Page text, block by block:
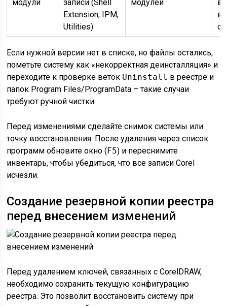
модули
записи (Shell
Extension, IPM,
Utilities)
модулей
Если нужной версии нет в списке, но файлы остались,
пометьте систему как «некорректная деинсталляция» и
переходите к проверке веток Uninstall в реестре и
папок Program Files/ProgramData – такие случаи
требуют ручной чистки.
Перед изменениями сделайте снимок системы или
точку восстановления. После удаления через список
программ обновите окно (F5) и переснимите
инвентарь, чтобы убедиться, что все записи Corel
исчезли.
Создание резервной копии реестра
перед внесением изменений
Перед удалением ключей, связанных с CorelDRAW,
необходимо сохранить текущую конфигурацию
реестра. Это позволит восстановить систему при